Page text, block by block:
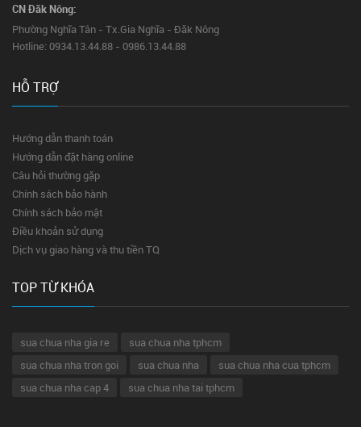
CN Đăk Nông:
Phường Nghĩa Tân - Tx.Gia Nghĩa - Đăk Nông
Hotline: 0934.13.44.88 - 0986.13.44.88
HỖ TRỢ
Hướng dẫn thanh toán
Hướng dẫn đặt hàng online
Câu hỏi thường gặp
Chính sách bảo hành
Chính sách bảo mật
Điều khoản sử dụng
Dịch vụ giao hàng và thu tiền TQ
TOP TỪ KHÓA
sua chua nha gia re
sua chua nha tphcm
sua chua nha tron goi
sua chua nha
sua chua nha cua tphcm
sua chua nha cap 4
sua chua nha tai tphcm